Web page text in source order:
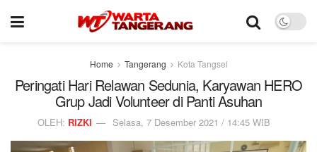
Home Tangerang Kota Tangsel
Peringati Hari Relawan Sedunia, Karyawan HERO
Grup Jadi Volunteer di Panti Asuhan
OLEH: RIZKI Selasa, 7 Desember 2021 / 14:45 WIB